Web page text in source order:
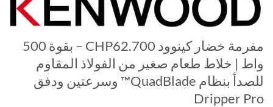
مفرمة خضار كينوود CHP62.700 – بقوة 500
واط | خلاط طعام صغير من الفولاذ المقاوم
للصدأ بنظام QuadBlade™ وسرعتين ودفق
Dripper Pro